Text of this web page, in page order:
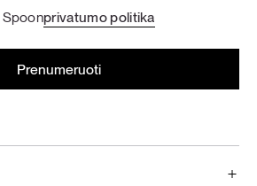
Spoonprivatumo politika